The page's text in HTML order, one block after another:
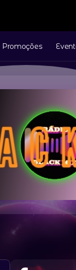
Promoções